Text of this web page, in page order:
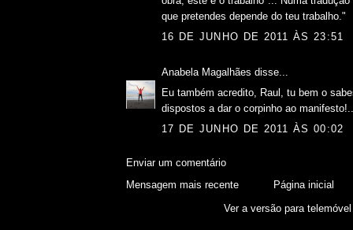
que pretendes depende do teu trabalho."
16 DE JUNHO DE 2011 ÀS 23:51
Anabela Magalhães disse...
Eu também acredito, Raul, tu bem o
dispostos a dar o corpinho ao
17 DE JUNHO DE 2011 ÀS 00:02
Enviar um comentário
Mensagem mais recente
Página inicial
Ver a versão para telemóvel